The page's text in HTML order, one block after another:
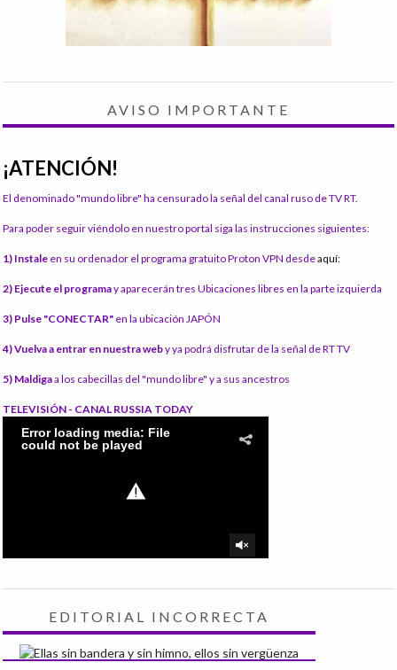
AVISO IMPORTANTE
¡ATENCIÓN!
El denominado "mundo libre" ha censurado la señal del canal ruso de TV RT.
Para poder seguir viéndolo en nuestro portal siga las instrucciones siguientes:
1) Instale en su ordenador el programa gratuito Proton VPN desdeaquí:
2) Ejecute el programay aparecerán tres Ubicaciones libres en la parte izquierda
3) Pulse "CONECTAR" en la ubicación JAPÓN
4) Vuelva a entrar en nuestra weby ya podrá disfrutar de la señal de RT TV
5) Maldigaa los cabecillas del "mundo libre" y a sus ancestros
TELEVISIÓN - CANAL RUSSIA TODAY
EDITORIAL INCORRECTA